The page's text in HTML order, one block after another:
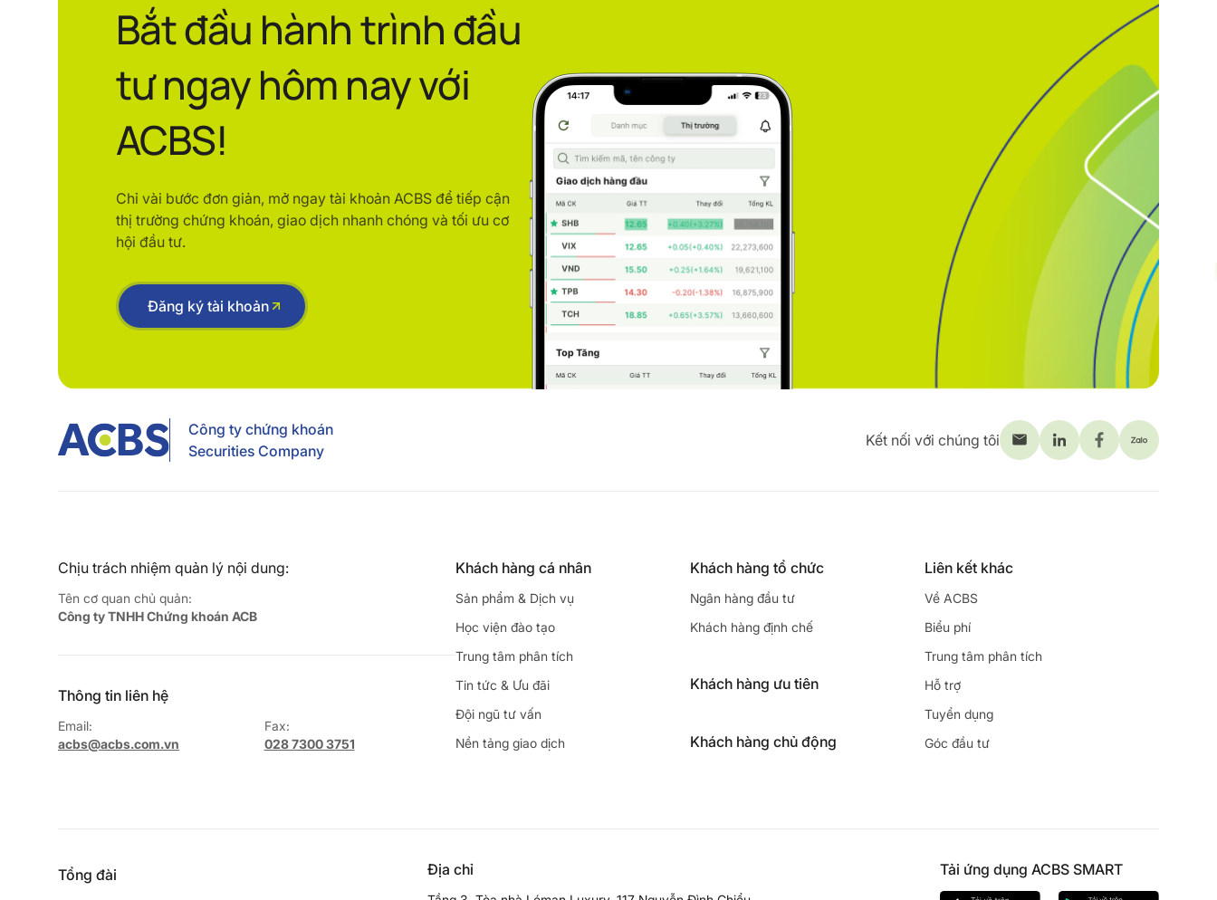
Bắt đầu hành trình đầu
tư ngay hôm nay với
ACBS!
Chỉ vài bước đơn giản, mở ngay tài khoản ACBS để tiếp cận
thị trường chứng khoán, giao dịch nhanh chóng và tối ưu cơ
hội đầu tư.
Đăng ký tài khoản
Công ty chứng khoán
Securities Company
Kết nối với chúng tôi
Chịu trách nhiệm quản lý nội dung:
Tên cơ quan chủ quản:
Công ty TNHH Chứng khoán ACB
Thông tin liên hệ
Email:
acbs@acbs.com.vn
Fax:
028 7300 3751
Khách hàng cá nhân
Sản phẩm & Dịch vụ
Học viện đào tạo
Trung tâm phân tích
Tin tức & Ưu đãi
Đội ngũ tư vấn
Nền tảng giao dịch
Khách hàng tổ chức
Ngân hàng đầu tư
Khách hàng định chế
Khách hàng ưu tiên
Khách hàng chủ động
Liên kết khác
Về ACBS
Biểu phí
Trung tâm phân tích
Hỗ trợ
Tuyển dụng
Góc đầu tư
Tổng đài Địa chỉ Tải ứng dụng ACBS SMART